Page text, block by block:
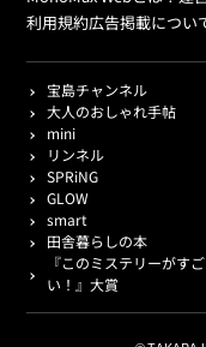
利用規約広告掲載につい
宝島チャンネル
大人のおしゃれ手帖
mini
リンネル
SPRiNG
GLOW
smart
田舎暮らしの本
『このミステリーがすご
い！』大賞